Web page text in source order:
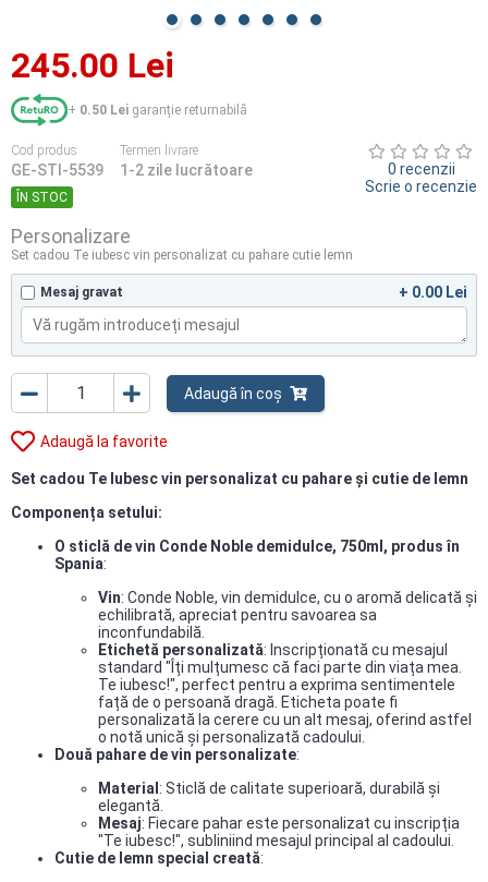
245.00 Lei
+ 0.50 Leigaranție returnabilă
Cod produs
GE-STI-5539
Termen livrare
1-2 zile lucrătoare
ÎN STOC
0 recenzii
Scrie o recenzie
Personalizare
Set cadou Te iubesc vin personalizat cu pahare cutie lemn
Mesaj gravat + 0.00 Lei
Adaugă în coș
Adaugă la favorite
Set cadou Te Iubesc vin personalizat cu pahare și cutie de lemn
Componența setului:
O sticlă de vin Conde Noble demidulce, 750ml, produs în
Spania:
Vin: Conde Noble, vin demidulce, cu o aromă delicată și
echilibrată, apreciat pentru savoarea sa
inconfundabilă.
Etichetă personalizată: Inscripționată cu mesajul
standard "Îți mulțumesc că faci parte din viața mea.
Te iubesc!", perfect pentru a exprima sentimentele
față de o persoană dragă. Eticheta poate fi
personalizată la cerere cu un alt mesaj, oferind astfel
o notă unică și personalizată cadoului.
Două pahare de vin personalizate:
Material : Sticlă de calitate superioară, durabilă și
elegantă.
Mesaj: Fiecare pahar este personalizat cu inscripția
"Te iubesc!", subliniind mesajul principal al cadoului.
Cutie de lemn special creată: